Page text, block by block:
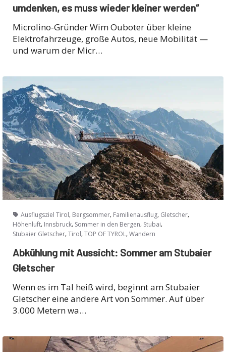
umdenken, es muss wieder kleiner werden“
Microlino-Gründer Wim Ouboter über kleine
Elektrofahrzeuge, große Autos, neue Mobilität —
und warum der Micr…
Ausflugsziel Tirol, Bergsommer, Familienausflug, Gletscher,
Höhenluft, Innsbruck, Sommer in den Bergen, Stubai,
Stubaier Gletscher, Tirol, TOP OF TYROL, Wandern
Abkühlung mit Aussicht: Sommer am Stubaier
Gletscher
Wenn es im Tal heiß wird, beginnt am Stubaier
Gletscher eine andere Art von Sommer. Auf über
3.000 Metern wa…